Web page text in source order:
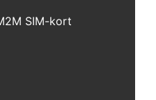
SIM-kort